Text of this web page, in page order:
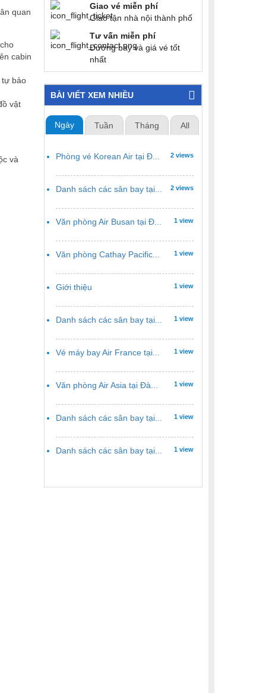
quan
cabin
tự bảo
vật
và
Giao vé miễn phí
Giao tận nhà nội thành phố
Tư vấn miễn phí
Đường bay và giá vé tốt
nhất
BÀI VIẾT XEM NHIỀU
Ngày Tuần Tháng All
Phòng vé Korean Air tại Đ... 2 views
Danh sách các sân bay tại... 2 views
Văn phòng Air Busan tại Đ... 1 view
Văn phòng Cathay Pacific... 1 view
Giới thiệu 1 view
Danh sách các sân bay tại... 1 view
Vé máy bay Air France tại... 1 view
Văn phòng Air Asia tại Đà... 1 view
Danh sách các sân bay tại... 1 view
Danh sách các sân bay tại... 1 view